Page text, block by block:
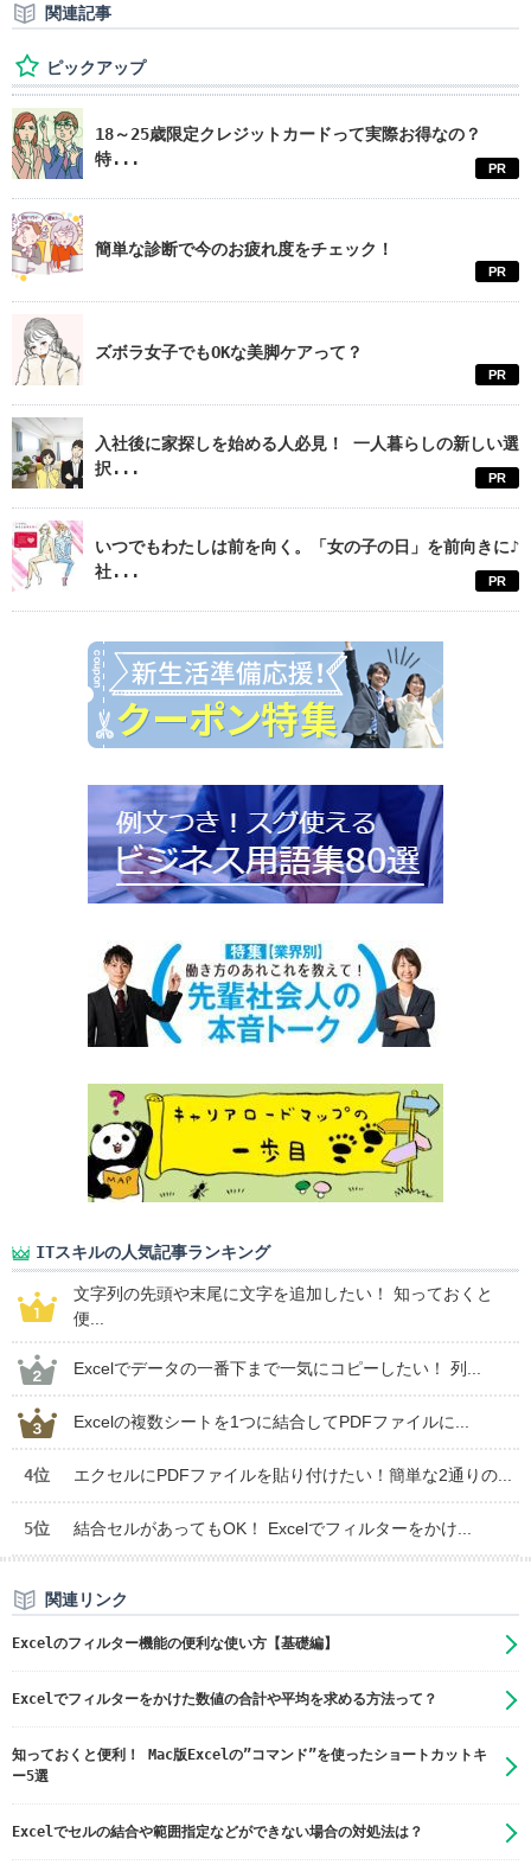
関連記事
ピックアップ
18～25歳限定クレジットカードって実際お得なの？
特...
PR
簡単な診断で今のお疲れ度をチェック！
PR
ズボラ女子でもOKな美脚ケアって？
PR
入社後に家探しを始める人必見！ 一人暮らしの新しい選
択...
PR
いつでもわたしは前を向く。「女の子の日」を前向きに♪
社...
PR
ITスキルの人気記事ランキング
文字列の先頭や末尾に文字を追加したい！ 知っておくと
便...
Excelでデータの一番下まで一気にコピーしたい！ 列...
Excelの複数シートを1つに結合してPDFファイルに...
4位 エクセルにPDFファイルを貼り付けたい！簡単な2通りの...
5位 結合セルがあってもOK！ Excelでフィルターをかけ...
関連リンク
Excelのフィルター機能の便利な使い方【基礎編】
Excelでフィルターをかけた数値の合計や平均を求める方法って？
知っておくと便利！ Mac版Excelの”コマンド”を使ったショートカットキ
ー5選
Excelでセルの結合や範囲指定などができない場合の対処法は？